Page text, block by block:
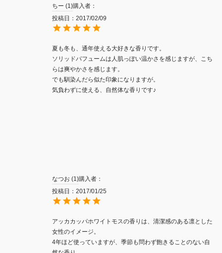
ちー 1 購入者
投稿日
2017/02/09
夏も冬も、通年使える大好きな香りです。
ソリッドパフュームは人肌っぽい温かさを感じますが、こち
らは爽やかさを感じます。
でも馴染んだら似た印象になりますが。
気負わずに使える、自然体な香りです♪
なつお 1 購入者
投稿日
2017/01/25
アッカカッパホワイトモスの香りは、清潔感のある凛とした
女性のイメージ。
4年ほど使っていますが、季節も問わず飽きることのない自